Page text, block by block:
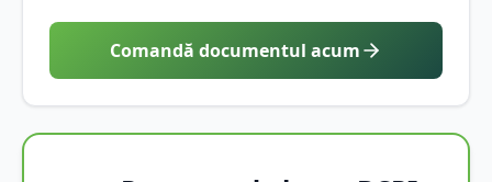
Comandă documentul acum